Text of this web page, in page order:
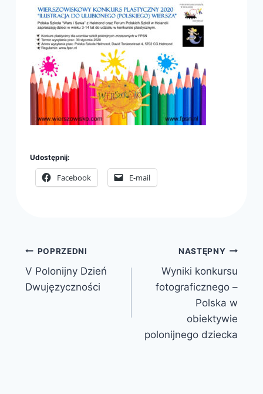
Udostępnij:
Facebook E-mail
Nawigacja
wpisu
POPRZEDNI
V Polonijny Dzień
Dwujęzyczności
NASTĘPNY
Wyniki konkursu
fotograficznego –
Polska w
obiektywie
polonijnego dziecka